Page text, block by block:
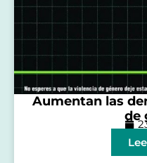
Aumentan las
de